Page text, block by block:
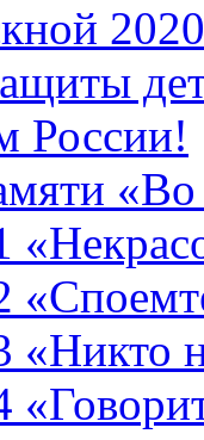
России!
«Никто